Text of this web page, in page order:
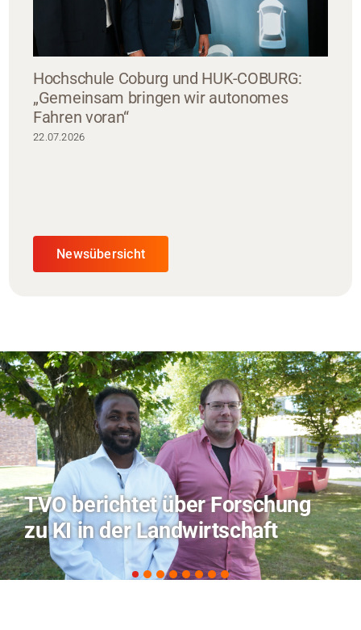
Hochschule Coburg und HUK-COBURG:
„Gemeinsam bringen wir autonomes
Fahren voran“
22.07.2026
Newsübersicht
Hitze-Aktionstag: Hochschule
Coburg im Radio Bamberg